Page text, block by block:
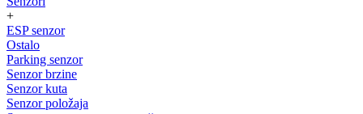
+
ESP senzor
Ostalo
Parking senzor
Senzor brzine
Senzor kuta
Senzor položaja